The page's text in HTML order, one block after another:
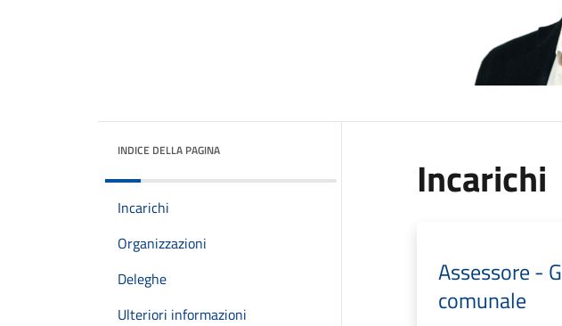
INDICE DELLA PAGINA
Incarichi
Organizzazioni
Deleghe
Ulteriori informazioni
Incarichi
Assessore -
comunale